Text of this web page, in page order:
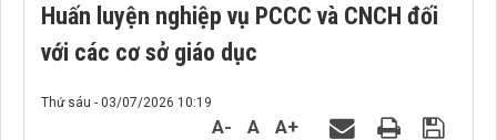
Huấn luyện nghiệp vụ PCCC và CNCH đối
với các cơ sở giáo dục
Thứ sáu - 03/07/2026 10:19
A- A A+